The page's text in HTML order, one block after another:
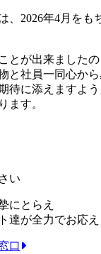
、2026年4月をも
とが出来ました
と社員一同心から
待に添えますよ
ます。
い
にとらえ
達が全力でお応
口